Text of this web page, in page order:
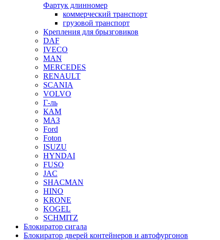
Фартук длинномер
коммерческий транспорт
грузовой транспорт
Крепления для брызговиков
DAF
IVECO
MAN
MERCEDES
RENAULT
SCANIA
VOLVO
Г-ль
КАМ
МАЗ
Ford
Foton
ISUZU
HYNDAI
FUSO
JAC
SHACMAN
HINO
KRONE
KOGEL
SCHMITZ
Блокиратор сигала
Блокиратор дверей контейнеров и автофургонов